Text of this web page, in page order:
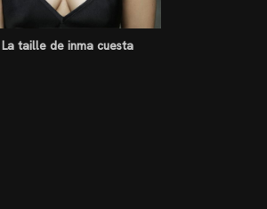
La taille de inma cuesta